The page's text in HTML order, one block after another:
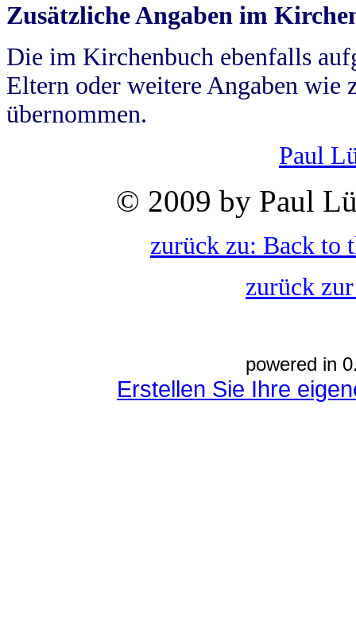
Zusätzliche Angaben im
Die im Kirchenbuch ebenfalls
Eltern oder weitere Angaben wie
übernommen.
Paul
© 2009 by Paul
zurück zu: Back to
zurück
powered in
Erstellen Sie Ihre